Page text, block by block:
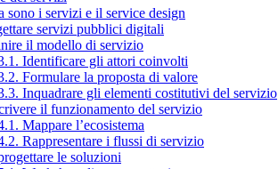
sono i servizi e il service design
servizi pubblici digitali
il modello di servizio
Identificare gli attori coinvolti
Formulare la proposta di valore
Inquadrare gli elementi costitutivi del servizio
il funzionamento del servizio
Mappare l’ecosistema
Rappresentare i flussi di servizio
le soluzioni